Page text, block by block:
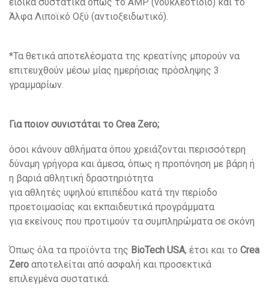
Άλφα Λιποϊκό Οξύ (αντιοξειδωτικό).
*Τα θετικά αποτελέσματα της κρεατίνης μπορούν να
επιτευχθούν μέσω μίας ημερήσιας πρόσληψης 3
γραμμαρίων.
Για ποιον συνιστάται το Crea Zero;
όσοι κάνουν αθλήματα όπου χρειάζονται περισσότερη
δύναμη γρήγορα και άμεσα, όπως η προπόνηση με βάρη ή
η βαριά αθλητική δραστηριότητα
για αθλητές υψηλού επιπέδου κατά την περίοδο
προετοιμασίας και εκπαιδευτικά προγράμματα
για εκείνους που προτιμούν τα συμπληρώματα σε σκόνη
Όπως όλα τα προϊόντα της BioTech USA, έτσι και το Crea
Zero αποτελείται από ασφαλή και προσεκτικά
επιλεγμένα συστατικά.